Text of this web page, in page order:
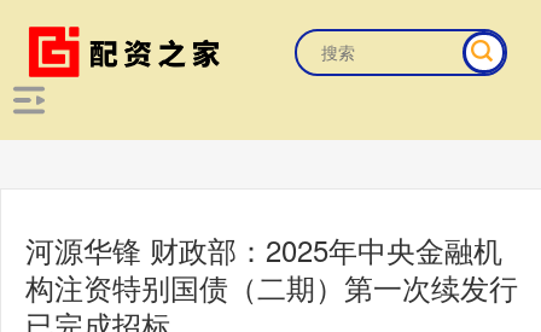
河源华锋 财政部：2025年中央金融机
构注资特别国债（二期）第一次续发行